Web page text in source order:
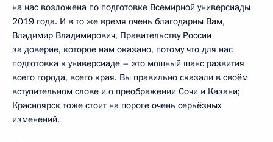
на нас возложена по подготовке Всемирной универсиады
2019 года. И в то же время очень благодарны Вам,
Владимир Владимирович, Правительству России
за доверие, которое нам оказано, потому что для нас
подготовка к универсиаде – это мощный шанс развития
всего города, всего края. Вы правильно сказали в своём
вступительном слове и о преображении Сочи и Казани;
Красноярск тоже стоит на пороге очень серьёзных
изменений.